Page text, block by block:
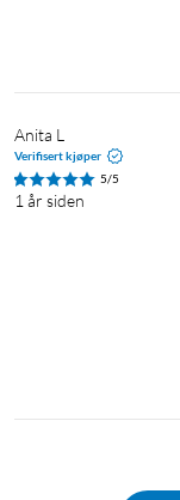
Anita L
Verifisert kjøper
5/5
1 år siden